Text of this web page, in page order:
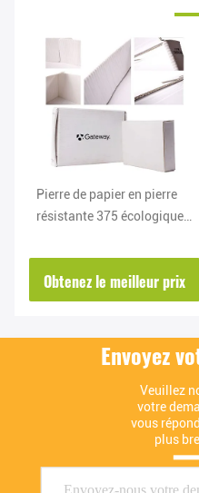
RBD350um Ogami 200-
400 microns Épaisseur du
plastique / le papier
Obtenez le meilleur prix
Envoyez
Veuillez
votre
vous
plus